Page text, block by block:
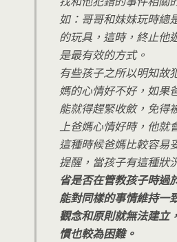
如：哥哥和妹妹玩時總
的玩具，這時，終止他
是最有效的方式。
有些孩子之所以明知故
媽的心情好不好，如果
能就得趕緊收斂，免得
上爸媽心情好時，他就
這種時候爸媽比較容易
提醒，當孩子有這種狀
省是否在管教孩子時過
能對同樣的事情維持一
觀念和原則就無法建立
慣也較為困難。